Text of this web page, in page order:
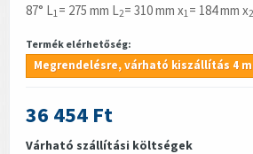
87° L 1= 275 mm L 2= 310 mm x1= 184 mm x2
Termék elérhetőség:
Megrendelésre, várható kiszállítás 4
36 454 Ft
Várható szállítási költségek